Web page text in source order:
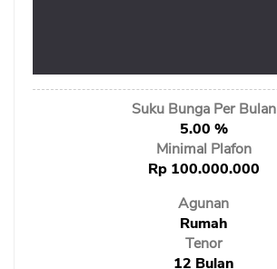
Crypto
Assets Crypto
Asuransi Kesehatan
Suku Bunga Per Bulan
5.00 %
Minimal Plafon
Rp 100.000.000
Agunan
Rumah
Tenor
12 Bulan